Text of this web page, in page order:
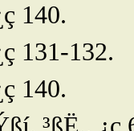
140.
131-132.
140.